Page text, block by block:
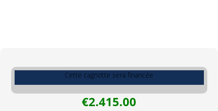
Cette cagnotte sera financée
€2.415.00